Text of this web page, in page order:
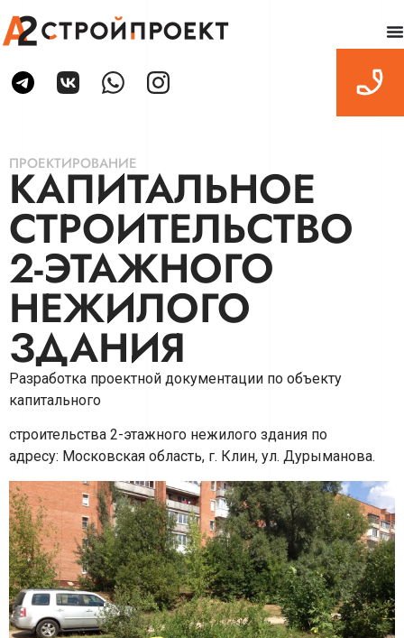
ПРОЕКТИРОВАНИЕ
КАПИТАЛЬНОЕ
СТРОИТЕЛЬСТВО
2-ЭТАЖНОГО
НЕЖИЛОГО
ЗДАНИЯ
Разработка проектной документации по объекту
капитального
строительства 2-этажного нежилого здания по
адресу: Московская область, г. Клин, ул. Дурыманова.